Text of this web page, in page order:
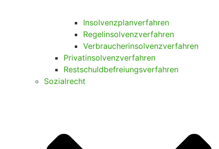
Insolvenzplanverfahren
Regelinsolvenzverfahren
Verbraucherinsolvenzverfahren
Privatinsolvenzverfahren
Restschuldbefreiungsverfahren
Sozialrecht